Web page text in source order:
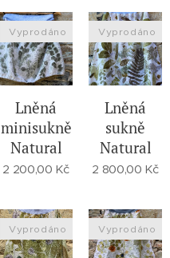
Lněná
minisukně
Natural
Vyprodáno
2 200,00 Kč
Lněná
sukně
Natural
Vyprodáno
2 800,00 Kč
Vyprodáno Vyprodáno